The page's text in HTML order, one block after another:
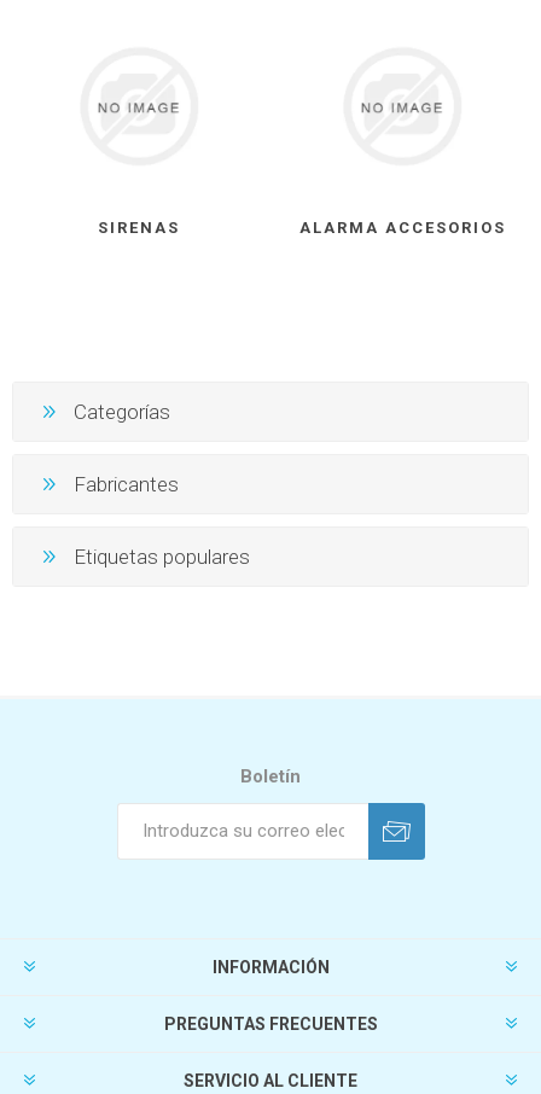
SIRENAS ALARMA ACCESORIOS
Categorías
Fabricantes
Etiquetas populares
Boletín
INFORMACIÓN
PREGUNTAS FRECUENTES
SERVICIO AL CLIENTE